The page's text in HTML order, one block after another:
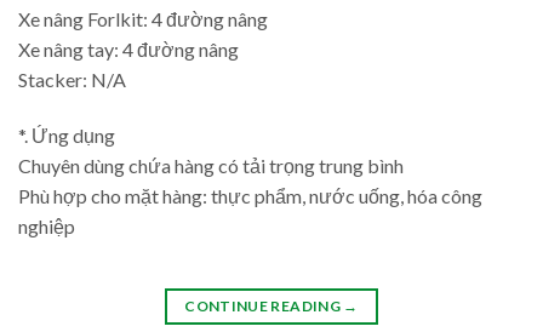
Xe nâng Forlkit: 4 đường nâng
Xe nâng tay: 4 đường nâng
Stacker: N/A
*. Ứng dụng
Chuyên dùng chứa hàng có tải trọng trung bình
Phù hợp cho mặt hàng: thực phẩm, nước uống, hóa công
nghiệp
CONTINUE READING →